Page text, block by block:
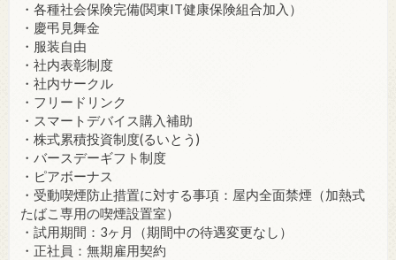
・各種社会保険完備(関東IT健康保険組合加入）
・慶弔見舞金
・服装自由
・社内表彰制度
・社内サークル
・フリードリンク
・スマートデバイス購入補助
・株式累積投資制度(るいとう)
・バースデーギフト制度
・ピアボーナス
・受動喫煙防止措置に対する事項：屋内全面禁煙（加熱式
たばこ専用の喫煙設置室）
・試用期間：3ヶ月（期間中の待遇変更なし）
・正社員：無期雇用契約